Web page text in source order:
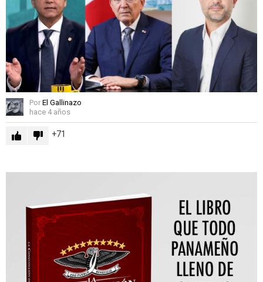
Por El Gallinazo
hace 4 años
71